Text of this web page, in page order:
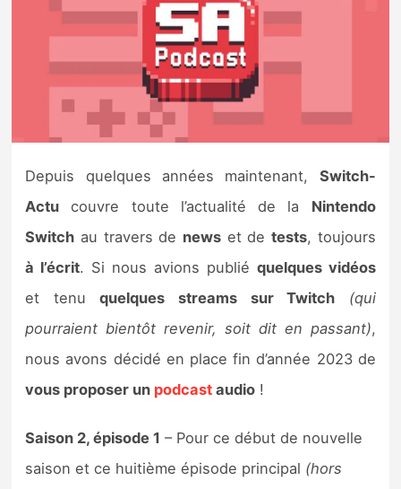
Nintendo Direct
Tests et previews
Tests de jeux
Tests d’accessoires
Previews
Précommandes
Précommandes jeux Switch 2
Bons plans
Depuis quelques années maintenant, Switch-
Actu couvre toute l’actualité de la Nintendo
Switch au travers de newset detests, toujours
à l’écrit. Si nous avions publié quelques vidéos
et tenuquelques streams sur Twitch
(qui
pourraient bientôt revenir, soit dit en passant),
nous avons décidé en place fin d’année 2023 de
vous proposer un podcast audio !
Saison 2, épisode 1 – Pour ce début de nouvelle
saison et ce huitième épisode principal (hors